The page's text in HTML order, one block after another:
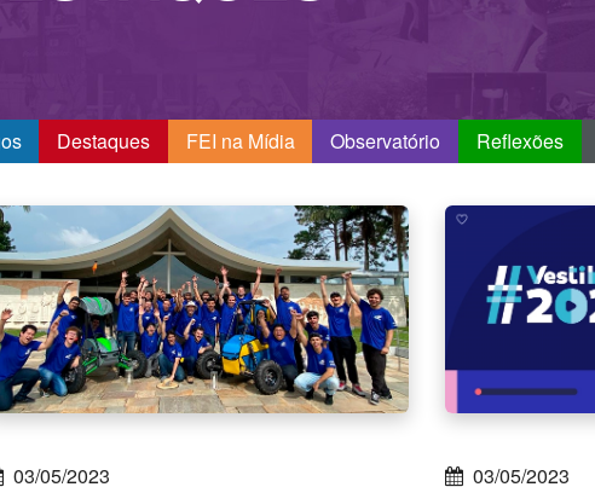
Destaques FEI na Mídia Observatório Reflexões
03/05/2023 03/05/2023